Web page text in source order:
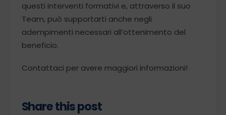
questi interventi formativi e, attraverso il suo
Team, può supportarti anche negli
adempimenti necessari all’ottenimento del
beneficio.
Contattaci per avere maggiori informazioni!
Share this post